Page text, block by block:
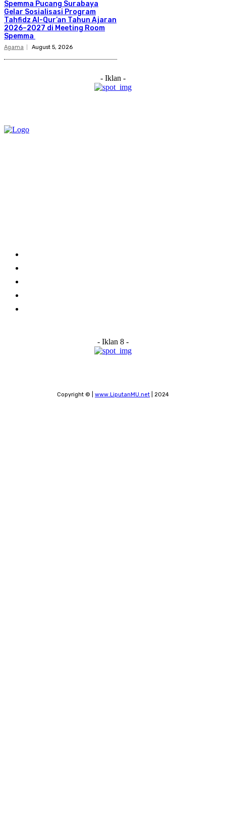
Spemma Pucang Surabaya
Gelar Sosialisasi Program
Tahfidz Al-Qur’an Tahun Ajaran
2026–2027 di Meeting Room
Spemma
Agama August 5, 2026
- Iklan -
- Iklan 8 -
Copyright © | www.LiputanMU.net | 2024